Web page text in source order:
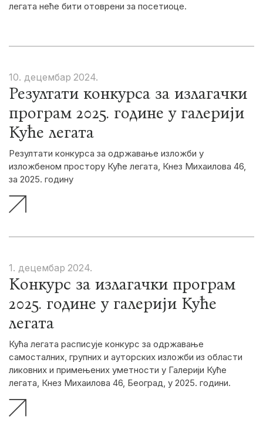
легата неће бити отоврени за посетиоце.
10. децембар 2024.
Резултати конкурса за излагачки
програм 2025. године у галерији
Куће легата
Резултати конкурса за одржавање изложби у
изложбеном простору Куће легата, Кнез Михаилова 46,
за 2025. годину
1. децембар 2024.
Конкурс за излагачки програм
2025. године у галерији Куће
легата
Кућа легата расписује конкурс за одржавање
самосталних, групних и ауторских изложби из области
ликовних и примењених уметности у Галерији Куће
легата, Кнез Михаилова 46, Београд, у 2025. години.